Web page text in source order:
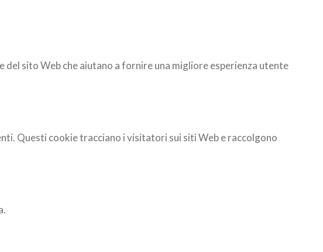
sito Web che aiutano a fornire una migliore esperienza utente
Questi cookie tracciano i visitatori sui siti Web e raccolgono